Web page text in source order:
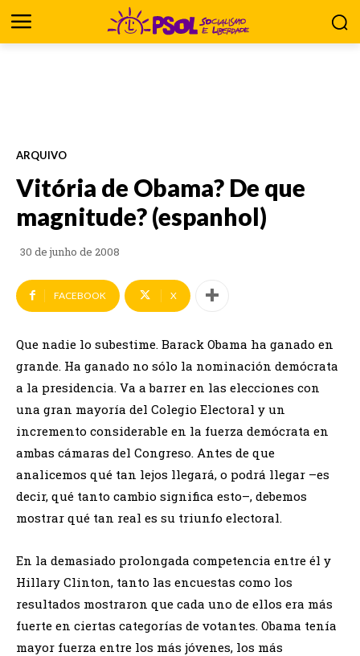
ARQUIVO
Vitória de Obama? De que
magnitude? (espanhol)
30 de junho de 2008
FACEBOOK X
Que nadie lo subestime. Barack Obama ha ganado en
grande. Ha ganado no sólo la nominación demócrata
a la presidencia. Va a barrer en las elecciones con
una gran mayoría del Colegio Electoral y un
incremento considerable en la fuerza demócrata en
ambas cámaras del Congreso. Antes de que
analicemos qué tan lejos llegará, o podrá llegar –es
decir, qué tanto cambio significa esto–, debemos
mostrar qué tan real es su triunfo electoral.
En la demasiado prolongada competencia entre él y
Hillary Clinton, tanto las encuestas como los
resultados mostraron que cada uno de ellos era más
fuerte en ciertas categorías de votantes. Obama tenía
mayor fuerza entre los más jóvenes, los más